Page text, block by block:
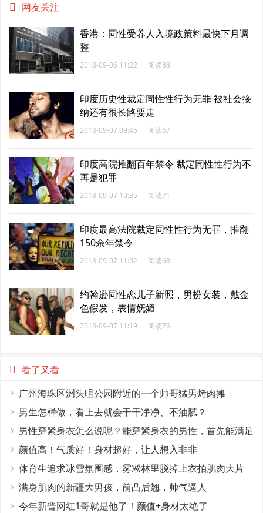
网友关注
香港：同性受养人入境政策料最快下月调
整
2018-09-06 11:22 阅读88
印度历史性裁定同性性行为无罪 被社会接
纳还有很长路要走
2018-09-07 09:45 阅读67
印度高院推翻百年禁令 裁定同性性行为不
再是犯罪
2018-09-07 10:35 阅读71
印度最高法院裁定同性性行为无罪，推翻
150余年禁令
2018-09-07 11:02 阅读68
约翰逊同性恋儿子新照，男扮女装，戴金
色假发，表情妩媚
2018-09-07 11:19 阅读76
看了又看
广州海珠区洲头咀公园附近的一个帅哥猛男烤肉摊
男生怎样做，看上去就会干干净净、不油腻？
男性穿紧身衣怎么说呢？能穿紧身衣的男性，首先能满足
这4个条件
颜值高！气质好！身材超好，让人想入非非
体育生追求冰雪氛围感，雾凇林里脱掉上衣拍肌肉大片
满身肌肉的新疆大男孩，前凸后翘，帅气逼人
今年新晋网红1哥就是他了！颜值+身材太绝了